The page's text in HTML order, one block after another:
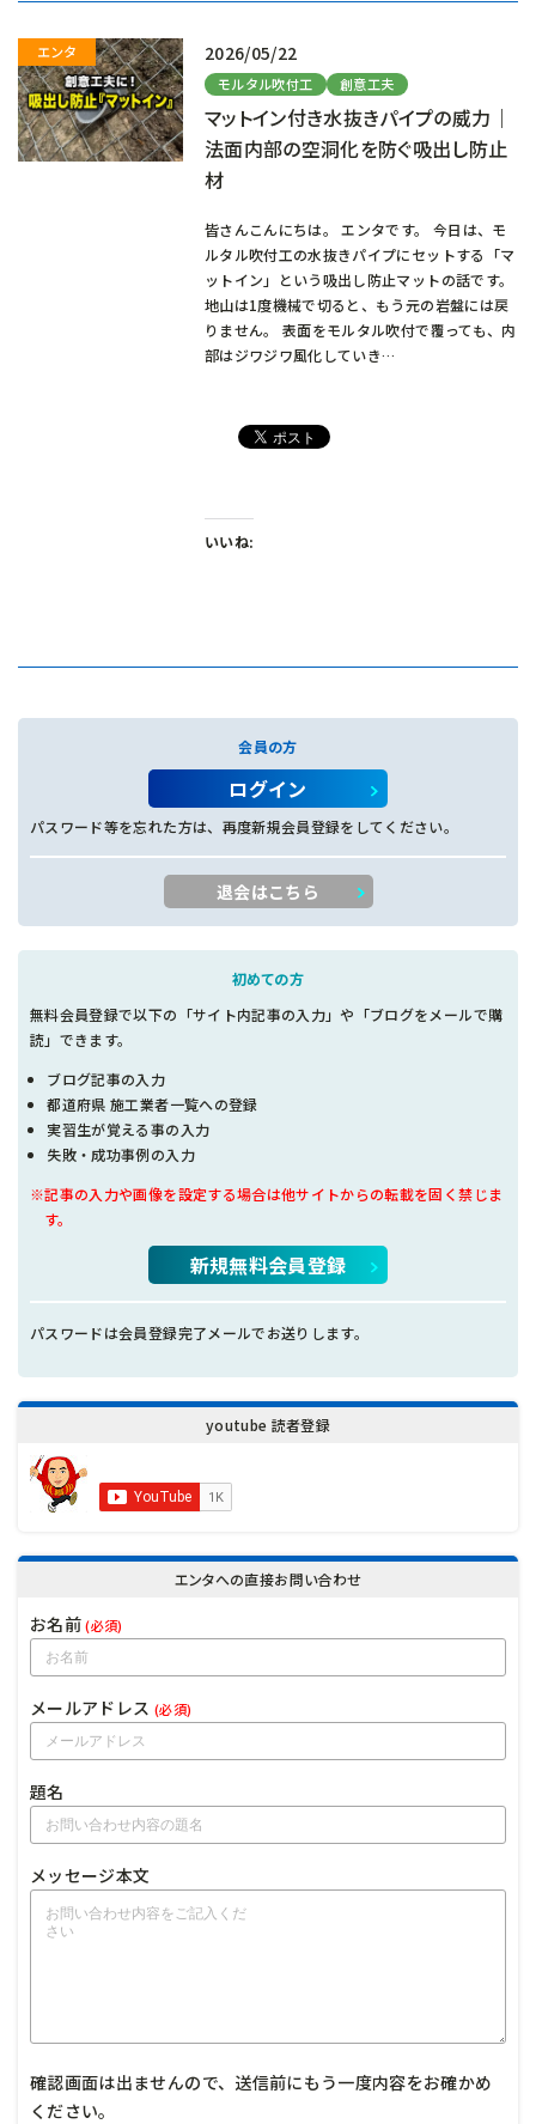
2026/05/22
モルタル吹付工 創意工夫
マットイン付き水抜きパイプの威力｜
法面内部の空洞化を防ぐ吸出し防止
材
皆さんこんにちは。 エンタです。 今日は、モ
ルタル吹付工の水抜きパイプにセットする「マ
ットイン」という吸出し防止マットの話です。
地山は1度機械で切ると、もう元の岩盤には戻
りません。 表面をモルタル吹付で覆っても、内
部はジワジワ風化していき…
いいね:
会員の方
ログイン
パスワード等を忘れた方は、再度新規会員登録をしてください。
退会はこちら
初めての方
無料会員登録で以下の「サイト内記事の入力」や「ブログをメールで購
読」できます。
ブログ記事の入力
都道府県 施工業者一覧への登録
実習生が覚える事の入力
失敗・成功事例の入力
※記事の入力や画像を設定する場合は他サイトからの転載を固く禁じま
す。
新規無料会員登録
パスワードは会員登録完了メールでお送りします。
youtube 読者登録
エンタへの直接お問い合わせ
お名前(必須)
メールアドレス (必須)
題名
メッセージ本文
確認画面は出ませんので、送信前にもう一度内容をお確かめ
ください。